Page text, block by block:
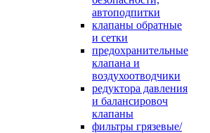
автоподпитки
клапаны обратные
и сетки
предохранительные
клапана и
воздухоотводчики
редуктора давления
и балансировоч
клапаны
фильтры грязевые/